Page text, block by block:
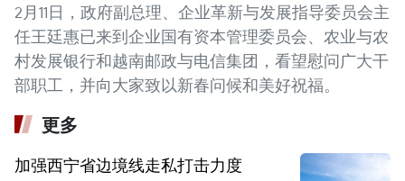
2月11日，政府副总理、企业革新与发展指导委员会主
任王廷惠已来到企业国有资本管理委员会、农业与农
村发展银行和越南邮政与电信集团，看望慰问广大干
部职工，并向大家致以新春问候和美好祝福。
更多
加强西宁省边境线走私打击力度